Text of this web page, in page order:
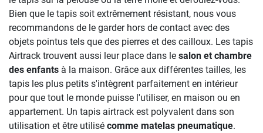
Bien que le tapis soit extrêmement résistant, nous vous
recommandons de le garder hors de contact avec des
objets pointus tels que des pierres et des cailloux. Les tapis
Airtrack trouvent aussi leur place dans le salon et chambre
des enfants à la maison. Grâce aux différentes tailles, les
tapis les plus petits s'intègrent parfaitement en intérieur
pour que tout le monde puisse l'utiliser, en maison ou en
appartement. Un tapis airtrack est polyvalent dans son
utilisation et être utilisé comme matelas pneumatique.